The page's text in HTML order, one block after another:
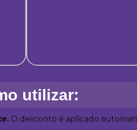
utilizar:
O desconto é aplicado